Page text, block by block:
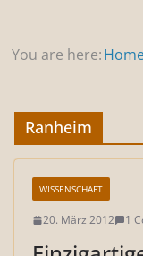
You are here:
Ranheim
WISSENSCHAFT
20. März 2012 1